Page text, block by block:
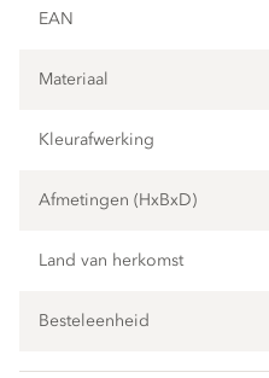
EAN
Materiaal
Kleurafwerking
Afmetingen (HxBxD)
Land van herkomst
Besteleenheid